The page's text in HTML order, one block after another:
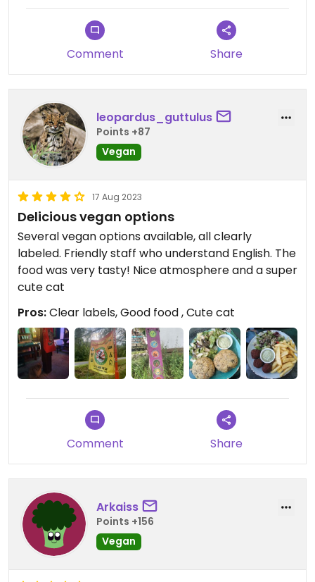
Comment Share
leopardus_guttulus
Points +87
Vegan
17 Aug 2023
Delicious vegan options
Several vegan options available, all clearly
labeled. Friendly staff who understand English. The
food was very tasty! Nice atmosphere and a super
cute cat
Pros:Clear labels, Good food , Cute cat
Comment Share
Arkaiss
Points +156
Vegan